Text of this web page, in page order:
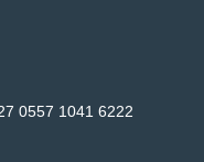
0557 1041 6222